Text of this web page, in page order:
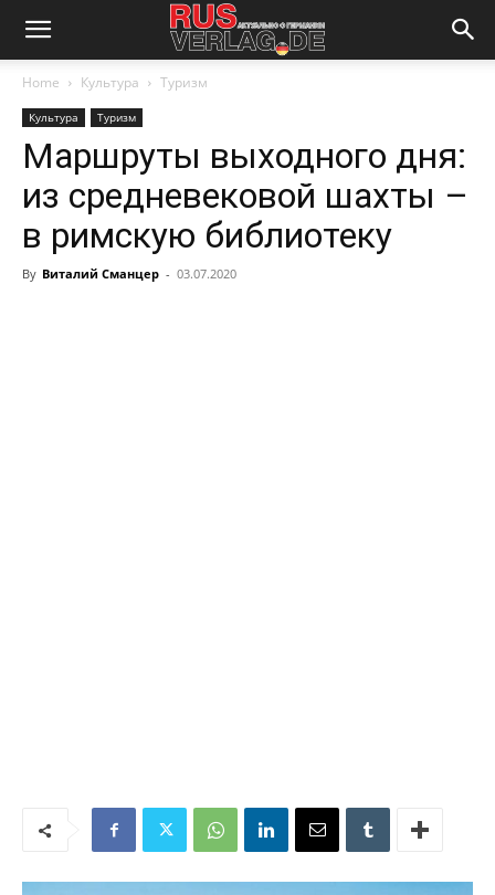
Home Культура Туризм
Культура Туризм
Маршруты выходного дня:
из средневековой шахты –
в римскую библиотеку
By Виталий Сманцер - 03.07.2020